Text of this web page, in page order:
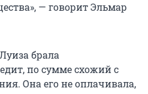
— говорит Эльмар
брала
по сумме схожий с
Она его не оплачивала,